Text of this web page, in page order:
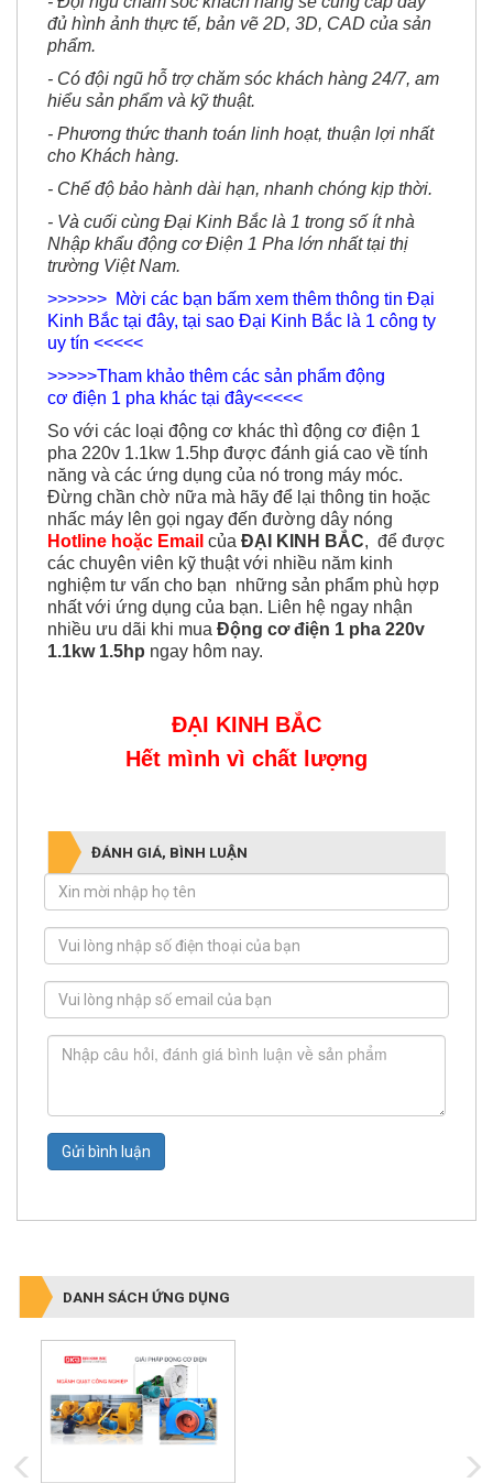
đủ hình ảnh thực tế, bản vẽ 2D, 3D, CAD của sản
phẩm.
- Có đội ngũ hỗ trợ chăm sóc khách hàng 24/7, am
hiểu sản phẩm và kỹ thuật.
- Phương thức thanh toán linh hoạt, thuận lợi nhất
cho Khách hàng.
- Chế độ bảo hành dài hạn, nhanh chóng kịp thời.
- Và cuối cùng Đại Kinh Bắc là 1 trong số ít nhà
Nhập khẩu động cơ Điện 1 Pha lớn nhất tại thị
trường Việt Nam.
>>>>>> Mời các bạn bấm xem thêm thông tin Đại
Kinh Bắc tại đây, tại sao Đại Kinh Bắc là 1 công ty
uy tín <<<<<
>>>>>Tham khảo thêm các sản phẩm động
cơ điện 1 pha khác tại đây<<<<<
So với các loại động cơ khác thì động cơ điện 1
pha 220v 1.1kw 1.5hp được đánh giá cao về tính
năng và các ứng dụng của nó trong máy móc.
Đừng chần chờ nữa mà hãy để lại thông tin hoặc
nhấc máy lên gọi ngay đến đường dây nóng
Hotline hoặc Email của ĐẠI KINH BẮC, để được
các chuyên viên kỹ thuật với nhiều năm kinh
nghiệm tư vấn cho bạn những sản phẩm phù hợp
nhất với ứng dụng của bạn. Liên hệ ngay nhận
nhiều ưu dãi khi mua Động cơ điện 1 pha 220v
1.1kw 1.5hp ngay hôm nay.
ĐẠI KINH BẮC
Hết mình vì chất lượng
ĐÁNH GIÁ, BÌNH LUẬN
Gửi bình luận
DANH SÁCH ỨNG DỤNG